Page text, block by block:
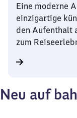
Eine moderne
einzigartige
den Aufenthalt
zum
Neu auf